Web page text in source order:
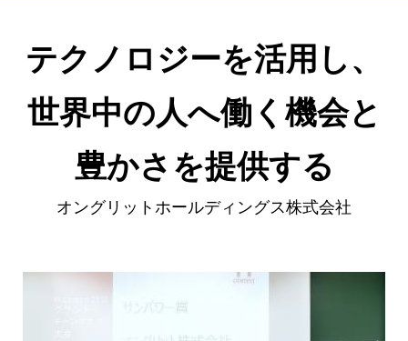
テクノロジーを活用し、
世界中の人へ働く機会と
豊かさを提供する
オングリットホールディングス株式会社